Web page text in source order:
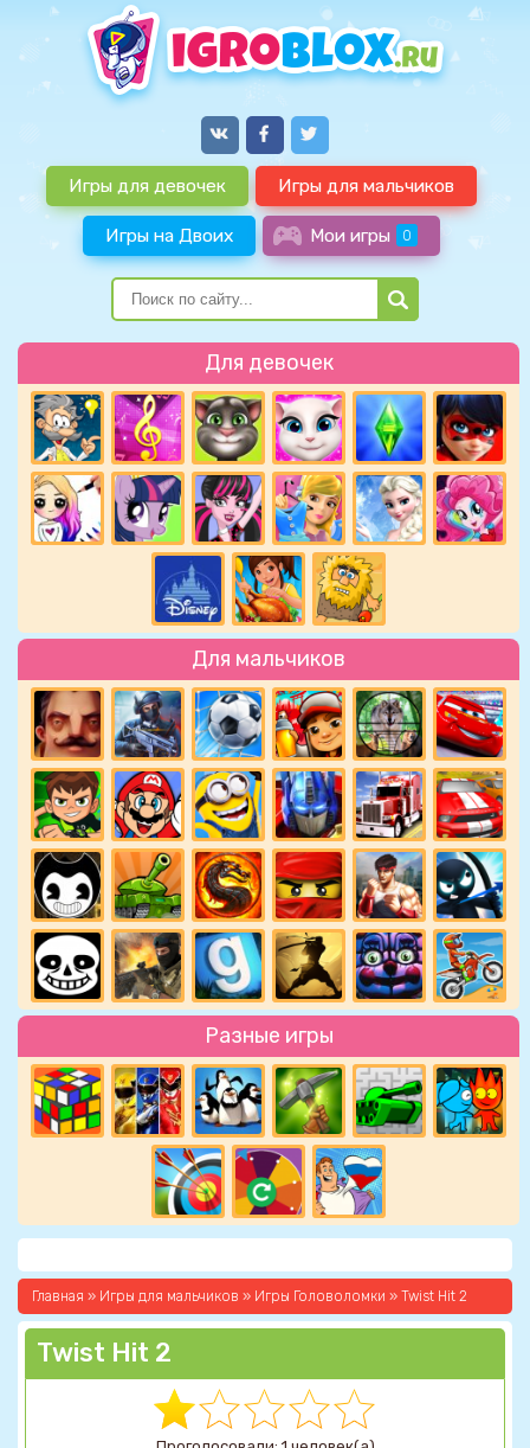
Игры для девочек Игры для мальчиков
Игры на Двоих Мои игры 0
Для девочек
Для мальчиков
Разные игры
Главная » Игры для мальчиков » Игры Головоломки » Twist Hit 2
Twist Hit 2